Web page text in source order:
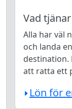
Vad
Alla har väl
och landa
destination.
att ratta ett
Lön för